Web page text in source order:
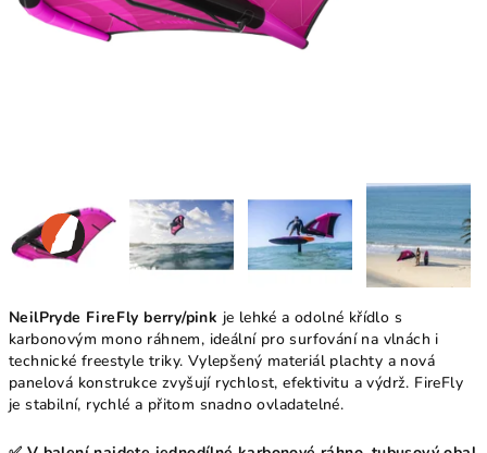
NeilPryde FireFly berry/pink je lehké a odolné křídlo s
karbonovým mono ráhnem, ideální pro surfování na vlnách i
technické freestyle triky. Vylepšený materiál plachty a nová
panelová konstrukce zvyšují rychlost, efektivitu a výdrž. FireFly
je stabilní, rychlé a přitom snadno ovladatelné.